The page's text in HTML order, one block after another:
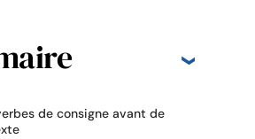
de consigne avant de